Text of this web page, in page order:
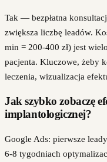
Tak — bezpłatna
zwiększa liczbę leadów.
min = 200-400 zł) jest
pacjenta. Kluczowe, żeby
leczenia, wizualizacja
Jak szybko zobaczę
implantologicznej?
Google Ads: pierwsze
6-8 tygodniach